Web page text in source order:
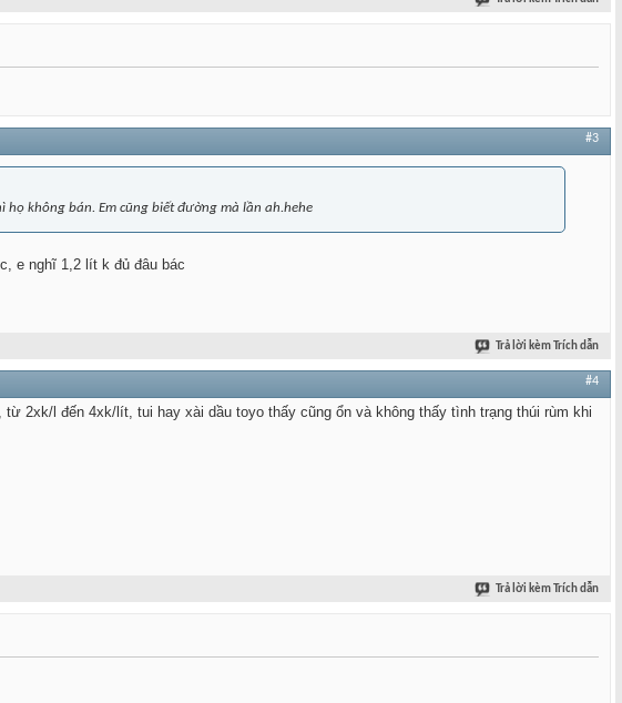
#3
không bán. Em cũng biết đường mà lần ah.hehe
e nghĩ 1,2 lít k đủ đâu bác
Trả lời kèm Trích dẫn
#4
2xk/l đến 4xk/lít, tui hay xài dầu toyo thấy cũng ổn và không thấy tình trạng thúi rùm khi
Trả lời kèm Trích dẫn